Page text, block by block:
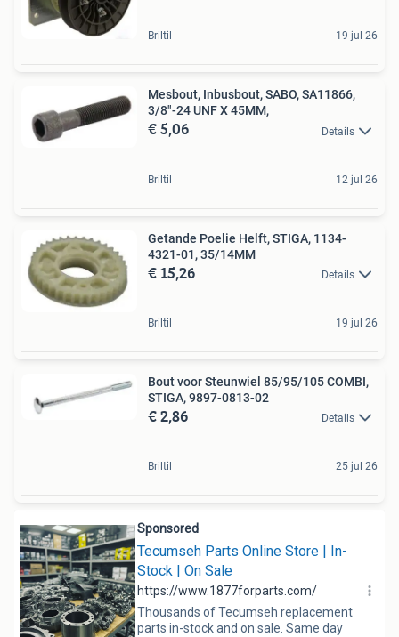
Briltil 19 jul 26
Mesbout, Inbusbout, SABO, SA11866,
3/8"-24 UNF X 45MM,
€ 5,06 Details
Briltil 12 jul 26
Getande Poelie Helft, STIGA, 1134-
4321-01, 35/14MM
€ 15,26 Details
Briltil 19 jul 26
Bout voor Steunwiel 85/95/105 COMBI,
STIGA, 9897-0813-02
€ 2,86 Details
Briltil 25 jul 26